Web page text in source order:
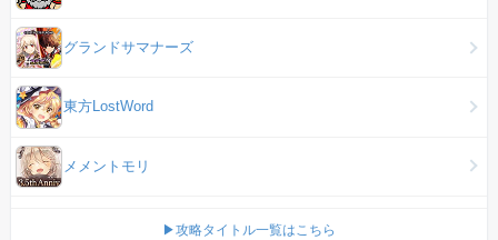
グランドサマナーズ
東方LostWord
メメントモリ
▶攻略タイトル一覧はこちら